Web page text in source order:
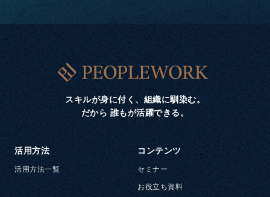
スキルが身に付く、組織に馴染む。
だから 誰もが活躍できる。
活用方法
活用方法一覧
コンテンツ
セミナー
お役立ち資料